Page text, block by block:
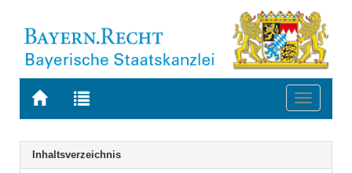
Zur
BAYERN.RECHT
Zur
letzten
Suche
Toggle
Navigation
Inhaltsverzeichnis